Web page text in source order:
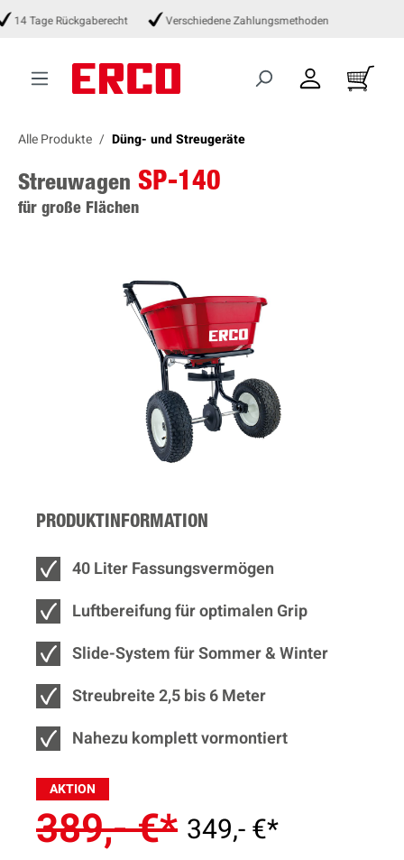
springen
Tage Rückgaberecht Verschiedene Zahlungsmethoden
Alle Produkte Düng- und Streugeräte
Streuwagen SP-140
für große Flächen
Bildergalerie überspringen
PRODUKTINFORMATION
40 Liter Fassungsvermögen
Luftbereifung für optimalen Grip
Slide-System für Sommer & Winter
Streubreite 2,5 bis 6 Meter
Nahezu komplett vormontiert
AKTION
389,- €* 349,- €*